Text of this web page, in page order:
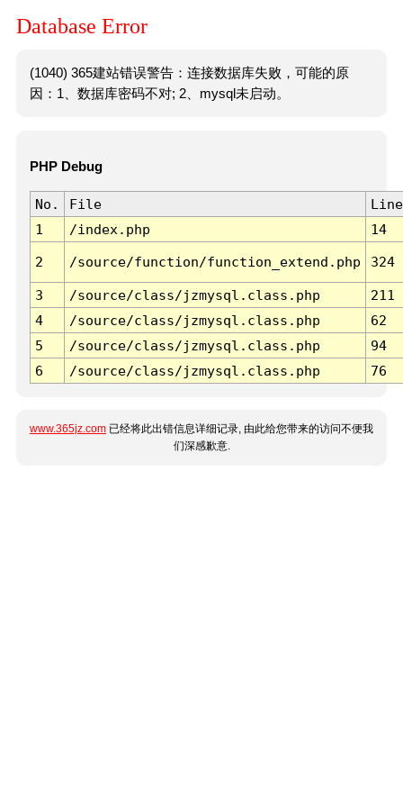
Database Error
(1040) 365建站错误警告：连接数据库失败，可能的原
因：1、数据库密码不对; 2、mysql未启动。
PHP Debug
No. File
Line
1
/index.php 14
2 /source/function/function_extend.php 324
3 /source/class/jzmysql.class.php
211
4
/source/class/jzmysql.class.php
62
5
/source/class/jzmysql.class.php
94
6
/source/class/jzmysql.class.php 76
www.365jz.com 已经将此出错信息详细记录, 由此给您带来的访问不便我
们深感歉意.